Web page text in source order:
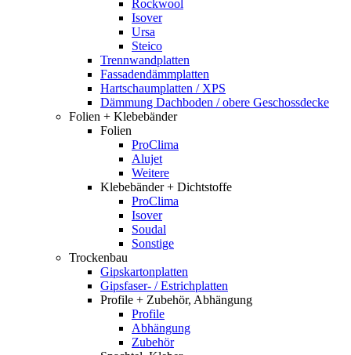
Rockwool
Isover
Ursa
Steico
Trennwandplatten
Fassadendämmplatten
Hartschaumplatten / XPS
Dämmung Dachboden / obere Geschossdecke
Folien + Klebebänder
Folien
ProClima
Alujet
Weitere
Klebebänder + Dichtstoffe
ProClima
Isover
Soudal
Sonstige
Trockenbau
Gipskartonplatten
Gipsfaser- / Estrichplatten
Profile + Zubehör, Abhängung
Profile
Abhängung
Zubehör